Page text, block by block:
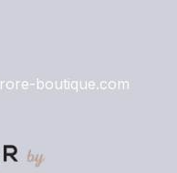
boutique.com